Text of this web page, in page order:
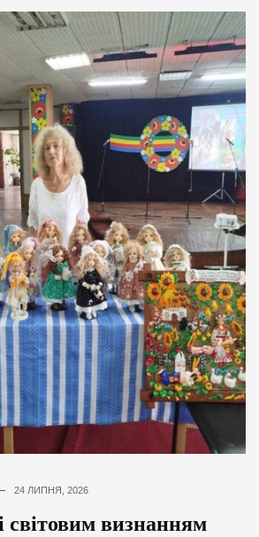
24 ЛИПНЯ, 2026
світовим визнанням